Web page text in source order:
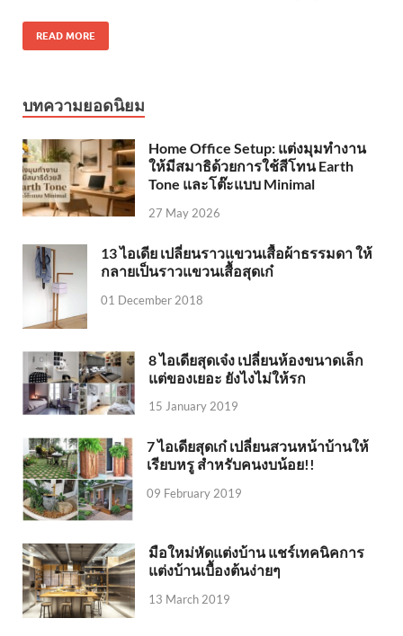
READ MORE
บทความยอดนิยม
Home Office Setup: แต่งมุมทำงาน
ให้มีสมาธิด้วยการใช้สีโทน Earth
Tone และโต๊ะแบบ Minimal
27 May 2026
13 ไอเดีย เปลี่ยนราวแขวนเสื้อผ้าธรรมดา ให้
กลายเป็นราวแขวนเสื้อสุดเก๋
01 December 2018
8 ไอเดียสุดเจ๋ง เปลี่ยนห้องขนาดเล็ก
แต่ของเยอะ ยังไงไม่ให้รก
15 January 2019
7 ไอเดียสุดเก๋ เปลี่ยนสวนหน้าบ้านให้
เรียบหรู สำหรับคนงบน้อย!!
09 February 2019
มือใหม่หัดแต่งบ้าน แชร์เทคนิคการ
แต่งบ้านเบื้องต้นง่ายๆ
13 March 2019